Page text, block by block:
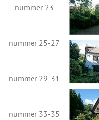
nummer 23
nummer 25-27
nummer 29-31
nummer 33-35